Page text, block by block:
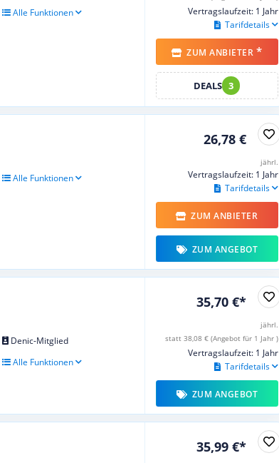
Alle Funktionen
Vertragslaufzeit: 1 Jahr
Tarifdetails
ZUM ANBIETER *
DEALS 3
Alle Funktionen
26,78 €
jährl.
Vertragslaufzeit: 1 Jahr
Tarifdetails
ZUM ANBIETER
ZUM ANGEBOT
Denic-Mitglied
Alle Funktionen
35,70 €*
jährl.
statt 38,08 € (Angebot für 1 Jahr )
Vertragslaufzeit: 1 Jahr
Tarifdetails
ZUM ANGEBOT
35,99 €*